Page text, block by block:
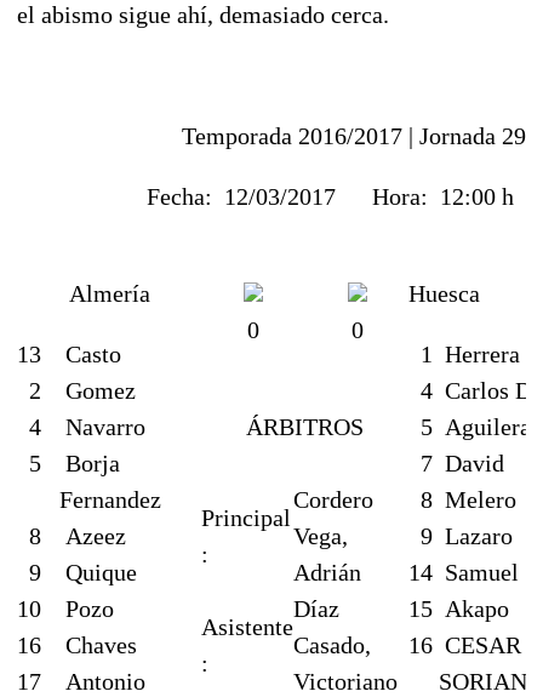
el abismo sigue ahí, demasiado cerca.
Temporada 2016/2017 | Jornada 29
Fecha: 12/03/2017 Hora: 12:00 h
Almería
13
Casto
2
Gomez
4
Navarro
5
Borja
Fernandez
8
Azeez
9
Quique
10
Pozo
16
Chaves
17
Antonio
0 0
ÁRBITROS
Principal
:
Cordero
Vega,
Adrián
Asistente
:
Díaz
Casado,
Victoriano
Huesca
1 Herrera
4 Carlos
5 Aguilera
7 David
8 Melero
9 Lazaro
14 Samuel
15 Akapo
16 CESAR
SORIANO